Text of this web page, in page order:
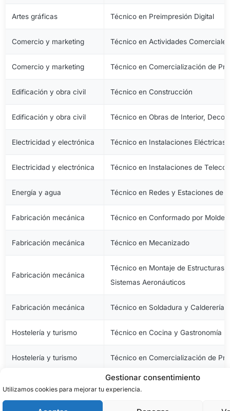
Gestionar consentimiento
Utilizamos cookies para mejorar tu experiencia.
Artes gráficas Técnico en Preimpresión Digital
Comercio y marketing Técnico en Actividades Comerciales
Comercio y marketing Técnico en Comercialización de
Edificación y obra civil Técnico en Construcción
Edificación y obra civil Técnico en Obras de Interior,
Electricidad y electrónica Técnico en Instalaciones Eléctricas
Electricidad y electrónica Técnico en Instalaciones de
Energía y agua Técnico en Redes y Estaciones de
Fabricación mecánica Técnico en Conformado por
Fabricación mecánica Técnico en Mecanizado
Fabricación mecánica
Técnico en Montaje de Estructuras
Sistemas Aeronáuticos
Fabricación mecánica Técnico en Soldadura y Calderería
Hostelería y turismo Técnico en Cocina y Gastronomía
Hostelería y turismo Técnico en Comercialización de
Técnico en Servicios en
Imagen personal Técnico en Estética y Belleza